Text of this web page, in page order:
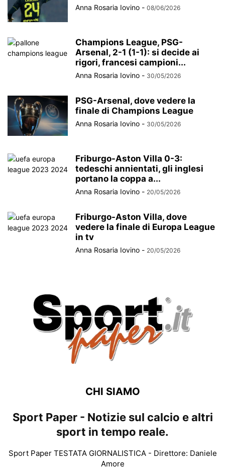
Anna Rosaria Iovino - 08/06/2026
Champions League, PSG-
Arsenal, 2-1 (1-1): si decide ai
rigori, francesi campioni...
Anna Rosaria Iovino - 30/05/2026
PSG-Arsenal, dove vedere la
finale di Champions League
Anna Rosaria Iovino - 30/05/2026
Friburgo-Aston Villa 0-3:
tedeschi annientati, gli inglesi
portano la coppa a...
Anna Rosaria Iovino - 20/05/2026
Friburgo-Aston Villa, dove
vedere la finale di Europa League
in tv
Anna Rosaria Iovino - 20/05/2026
CHI SIAMO
Sport Paper - Notizie sul calcio e altri
sport in tempo reale.
Sport Paper TESTATA GIORNALISTICA - Direttore: Daniele
Amore